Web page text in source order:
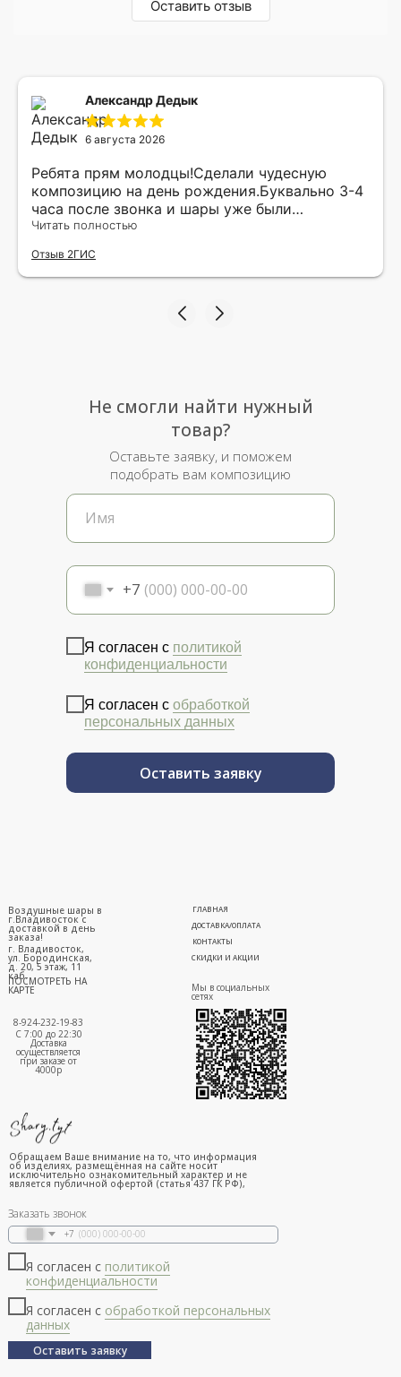
Оставить отзыв
Александр Дедык
6 августа 2026
Ребята прям молодцы!Сделали чудесную
композицию на день рождения.Буквально 3-4
часа после звонка и шары уже были
доставлены мне по адресу.Качество
рада.
Читать полностью
Отзыв 2ГИС
+7
Я согласен с политикой
конфиденциальности
Я согласен с обработкой
персональных данных
Оставить заявку
Не смогли найти нужный
товар?
Оставьте заявку, и поможем
подобрать вам композицию
г. Владивосток,
ул. Бородинская,
д. 20, 5 этаж, 11
каб.
ПОСМОТРЕТЬ НА
КАРТЕ
ГЛАВНАЯ
ДОСТАВКА/ОПЛАТА
СКИДКИ И АКЦИИ
КОНТАКТЫ
8-924-232-19-83
С 7:00 до 22:30
Доставка
осуществляется
при заказе от
4000р
Воздушные шары в
г.Владивосток с
доставкой в день
заказа!
Мы в социальных
сетях
Заказать звонок
+7
Я согласен с политикой
конфиденциальности
Я согласен с обработкой персональных
данных
Оставить заявку
Обращаем Ваше внимание на то, что информация
об изделиях, размещённая на сайте носит
исключительно ознакомительный характер и не
является публичной офертой (статья 437 ГК РФ),